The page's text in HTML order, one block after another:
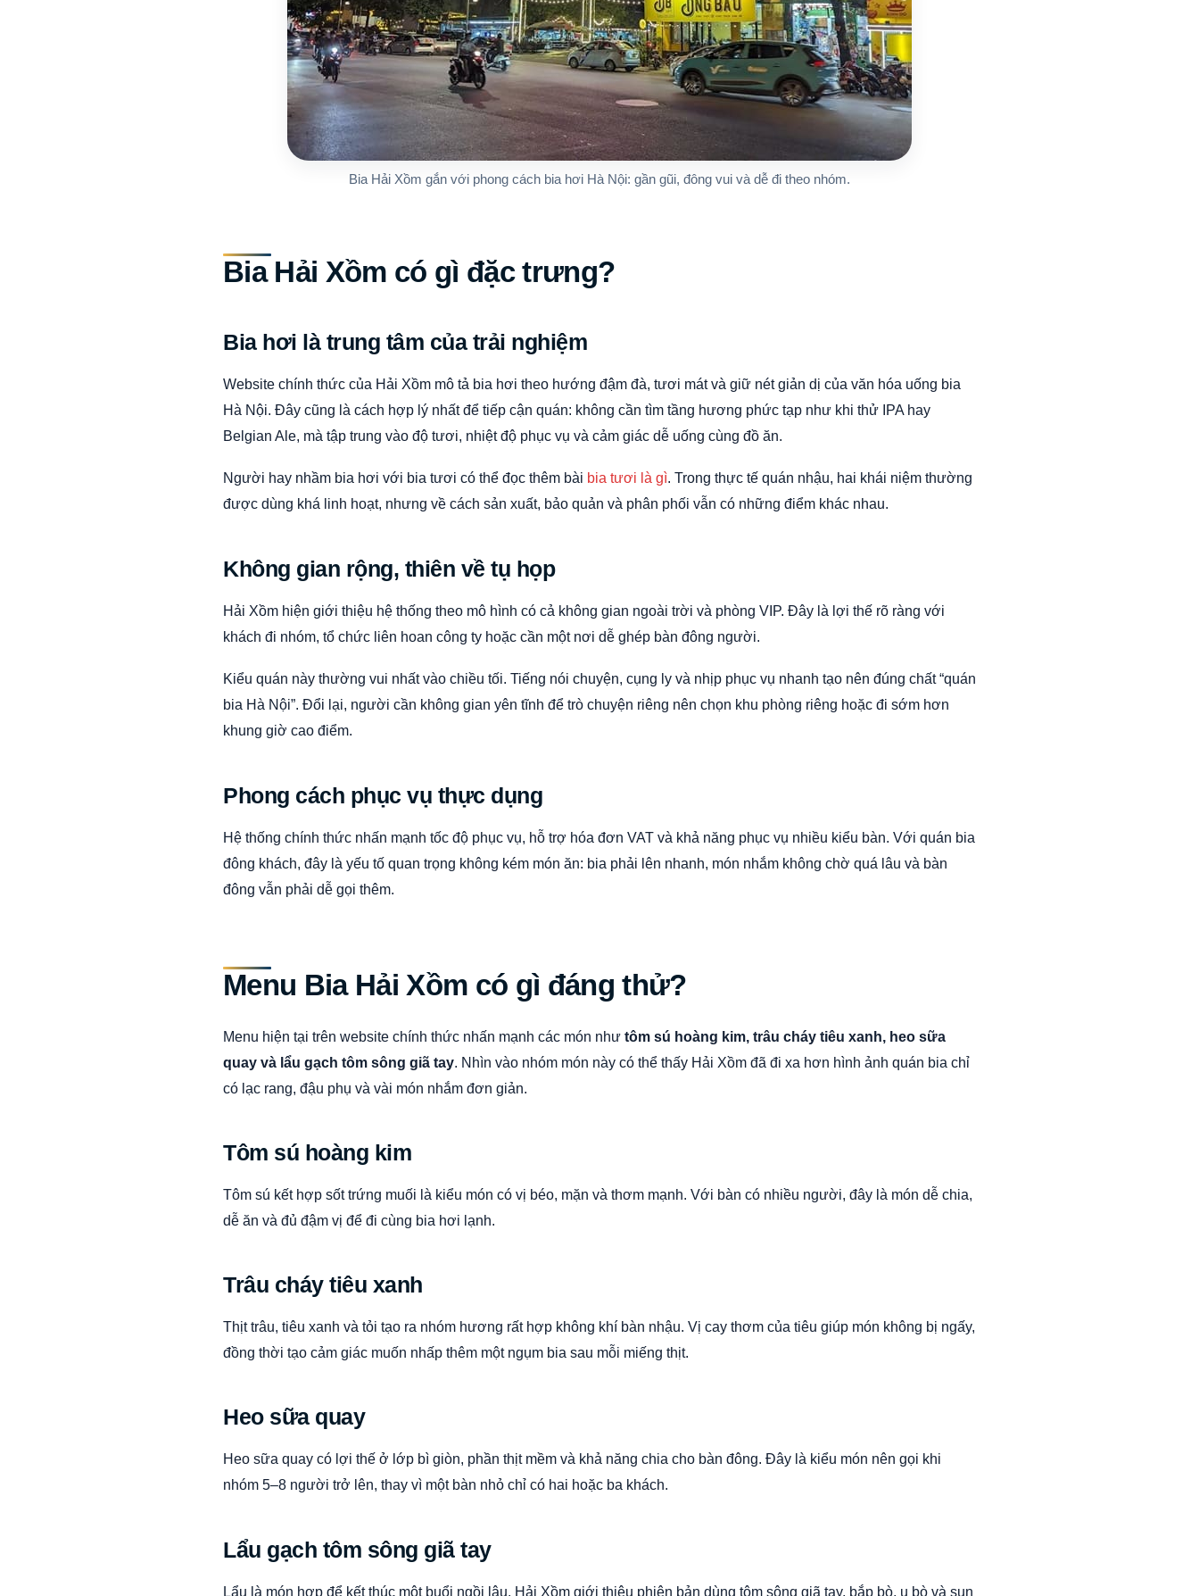
Bia Hải Xồm gắn với phong cách bia hơi Hà Nội: gần gũi, đông vui và dễ đi theo nhóm.
Bia Hải Xồm có gì đặc trưng?
Bia hơi là trung tâm của trải nghiệm
Website chính thức của Hải Xồm mô tả bia hơi theo hướng đậm đà, tươi mát và giữ nét giản dị của văn hóa uống bia
Hà Nội. Đây cũng là cách hợp lý nhất để tiếp cận quán: không cần tìm tầng hương phức tạp như khi thử IPA hay
Belgian Ale, mà tập trung vào độ tươi, nhiệt độ phục vụ và cảm giác dễ uống cùng đồ ăn.
Người hay nhầm bia hơi với bia tươi có thể đọc thêm bài bia tươi là gì. Trong thực tế quán nhậu, hai khái niệm thường
được dùng khá linh hoạt, nhưng về cách sản xuất, bảo quản và phân phối vẫn có những điểm khác nhau.
Không gian rộng, thiên về tụ họp
Hải Xồm hiện giới thiệu hệ thống theo mô hình có cả không gian ngoài trời và phòng VIP. Đây là lợi thế rõ ràng với
khách đi nhóm, tổ chức liên hoan công ty hoặc cần một nơi dễ ghép bàn đông người.
Kiểu quán này thường vui nhất vào chiều tối. Tiếng nói chuyện, cụng ly và nhịp phục vụ nhanh tạo nên đúng chất “quán
bia Hà Nội”. Đổi lại, người cần không gian yên tĩnh để trò chuyện riêng nên chọn khu phòng riêng hoặc đi sớm hơn
khung giờ cao điểm.
Phong cách phục vụ thực dụng
Hệ thống chính thức nhấn mạnh tốc độ phục vụ, hỗ trợ hóa đơn VAT và khả năng phục vụ nhiều kiểu bàn. Với quán bia
đông khách, đây là yếu tố quan trọng không kém món ăn: bia phải lên nhanh, món nhắm không chờ quá lâu và bàn
đông vẫn phải dễ gọi thêm.
Menu Bia Hải Xồm có gì đáng thử?
Menu hiện tại trên website chính thức nhấn mạnh các món như tôm sú hoàng kim, trâu cháy tiêu xanh, heo sữa
quay và lẩu gạch tôm sông giã tay . Nhìn vào nhóm món này có thể thấy Hải Xồm đã đi xa hơn hình ảnh quán bia chỉ
có lạc rang, đậu phụ và vài món nhắm đơn giản.
Tôm sú hoàng kim
Tôm sú kết hợp sốt trứng muối là kiểu món có vị béo, mặn và thơm mạnh. Với bàn có nhiều người, đây là món dễ chia,
dễ ăn và đủ đậm vị để đi cùng bia hơi lạnh.
Trâu cháy tiêu xanh
Thịt trâu, tiêu xanh và tỏi tạo ra nhóm hương rất hợp không khí bàn nhậu. Vị cay thơm của tiêu giúp món không bị ngấy,
đồng thời tạo cảm giác muốn nhấp thêm một ngụm bia sau mỗi miếng thịt.
Heo sữa quay
Heo sữa quay có lợi thế ở lớp bì giòn, phần thịt mềm và khả năng chia cho bàn đông. Đây là kiểu món nên gọi khi
nhóm 5–8 người trở lên, thay vì một bàn nhỏ chỉ có hai hoặc ba khách.
Lẩu gạch tôm sông giã tay
Lẩu là món hợp để kết thúc một buổi ngồi lâu. Hải Xồm giới thiệu phiên bản dùng tôm sông giã tay, bắp bò, u bò và sụn